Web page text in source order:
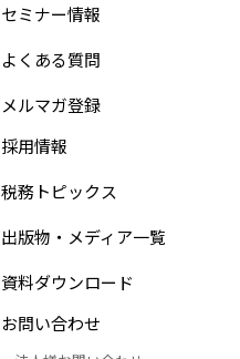
セミナー情報
よくある質問
メルマガ登録
採用情報
税務トピックス
出版物・メディア一覧
資料ダウンロード
お問い合わせ